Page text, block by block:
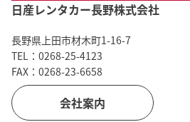
日産レンタカー長野株式会社
長野県上田市材木町1-16-7
TEL：0268-25-4123
FAX：0268-23-6658
会社案内